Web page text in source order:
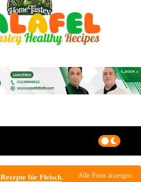
Rezepte für Fleisch. Alle Posts anzeigen